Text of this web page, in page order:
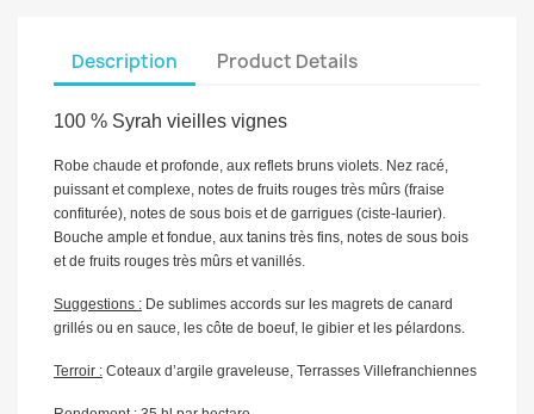
Description Product Details
100 % Syrah vieilles vignes
Robe chaude et profonde, aux reflets bruns violets. Nez racé,
puissant et complexe, notes de fruits rouges très mûrs (fraise
confiturée), notes de sous bois et de garrigues (ciste-laurier).
Bouche ample et fondue, aux tanins très fins, notes de sous bois
et de fruits rouges très mûrs et vanillés.
Suggestions : De sublimes accords sur les magrets de canard
grillés ou en sauce, les côte de boeuf, le gibier et les pélardons.
Terroir : Coteaux d’argile graveleuse, Terrasses Villefranchiennes